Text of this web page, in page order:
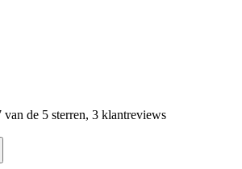
van de 5 sterren, 3 klantreviews